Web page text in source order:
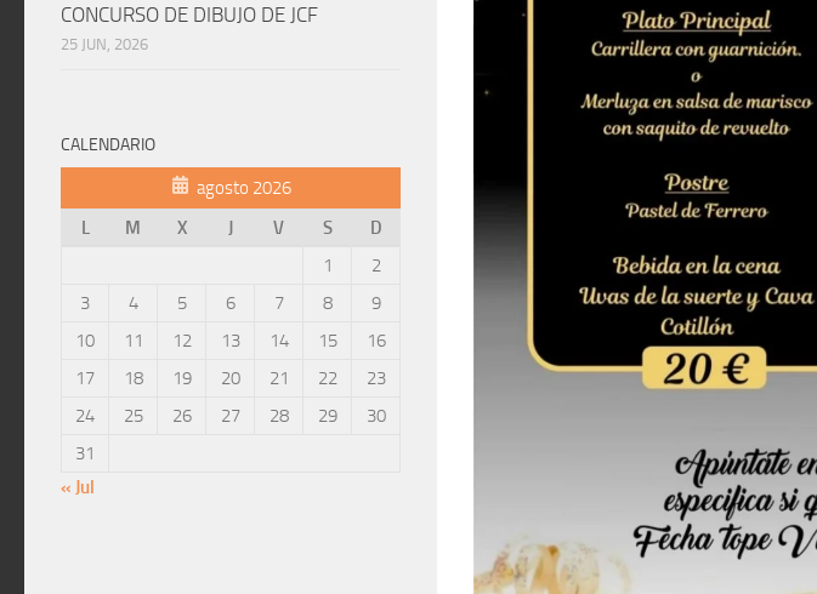
CONCURSO DE DIBUJO DE JCF
25 JUN, 2026
CALENDARIO
agosto 2026
L
M X J V S
D
1
2
3
4 5 6 7 8
9
10
11 12 13 14 15
16
17
18 19 20 21 22
23
24
25 26 27 28 29
30
31
« Jul